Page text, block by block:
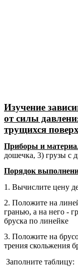
Изучение
от силы
трущихся
Приборы и
дошечка, 3) грузы с
Порядок
1. Вычислите цену
2. Положите на
гранью, а на него -
бруска по линейке
3. Положите на
трения скольжения
Заполните таблицу: